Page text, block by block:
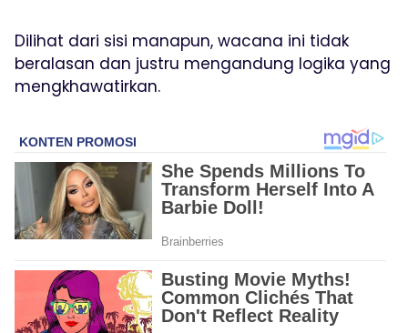
Dilihat dari sisi manapun, wacana ini tidak
beralasan dan justru mengandung logika yang
mengkhawatirkan.